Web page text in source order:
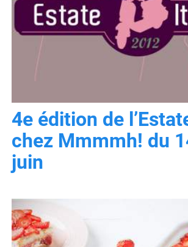
4e édition de
chez Mmmmh! du
juin